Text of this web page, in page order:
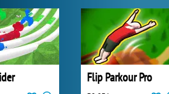
Flip Parkour Pro